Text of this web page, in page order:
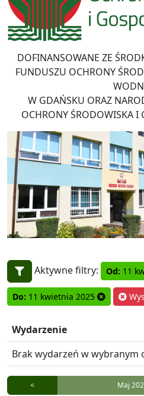
DOFINANSOWANE ZE
FUNDUSZU OCHRONY
W GDAŃSKU ORAZ
OCHRONY ŚRODOWISKA I
Aktywne filtry: Od: 11
Do: 11 kwietnia 2025
Wydarzenie
Brak wydarzeń w wybranym
< Maj